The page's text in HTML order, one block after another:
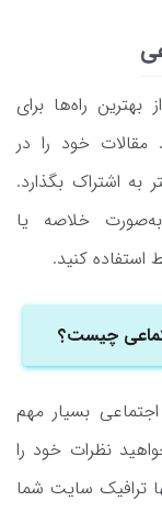
راه‌ها برای
خود را در
به اشتراک بگذارد.
خلاصه یا
استفاده کنید.
چیست؟
بسیار مهم
نظرات خود را
ترافیک سایت شما